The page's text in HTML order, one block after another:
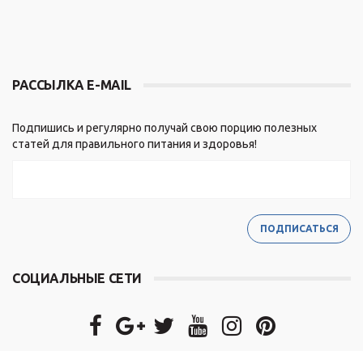
РАССЫЛКА E-MAIL
Подпишись и регулярно получай свою порцию полезных
статей для правильного питания и здоровья!
СОЦИАЛЬНЫЕ СЕТИ